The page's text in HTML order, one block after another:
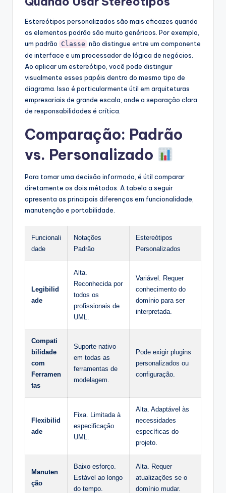
Estereótipos personalizados são mais eficazes quando
os elementos padrão são muito genéricos. Por exemplo,
um padrão Classe não distingue entre um componente
de interface e um processador de lógica de negócios.
Ao aplicar um estereótipo, você pode distinguir
visualmente esses papéis dentro do mesmo tipo de
diagrama. Isso é particularmente útil em arquiteturas
empresariais de grande escala, onde a separação clara
de responsabilidades é crítica.
Comparação: Padrão
vs. Personalizado
Para tomar uma decisão informada, é útil comparar
diretamente os dois métodos. A tabela a seguir
apresenta as principais diferenças em funcionalidade,
manutenção e portabilidade.
Funcionali
dade
Notações
Padrão
Estereótipos
Personalizados
Legibilid
ade
Alta.
Reconhecida por
todos os
profissionais de
UML.
Variável. Requer
conhecimento do
domínio para ser
interpretada.
Compati
bilidade
com
Ferramen
tas
Suporte nativo
em todas as
ferramentas de
modelagem.
Pode exigir plugins
personalizados ou
configuração.
Flexibilid
ade
Fixa. Limitada à
especificação
UML.
Alta. Adaptável às
necessidades
específicas do
projeto.
Manuten
ção
Baixo esforço.
Estável ao longo
do tempo.
Alta. Requer
atualizações se o
domínio mudar.